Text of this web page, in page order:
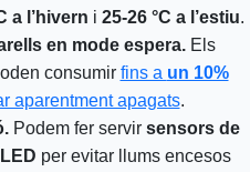
a l’hivern i 25-26 °C a l’estiu.
en mode espera. Els
consumir fins a un 10%
aparentment apagats.
Podem fer servir sensors de
per evitar llums encesos